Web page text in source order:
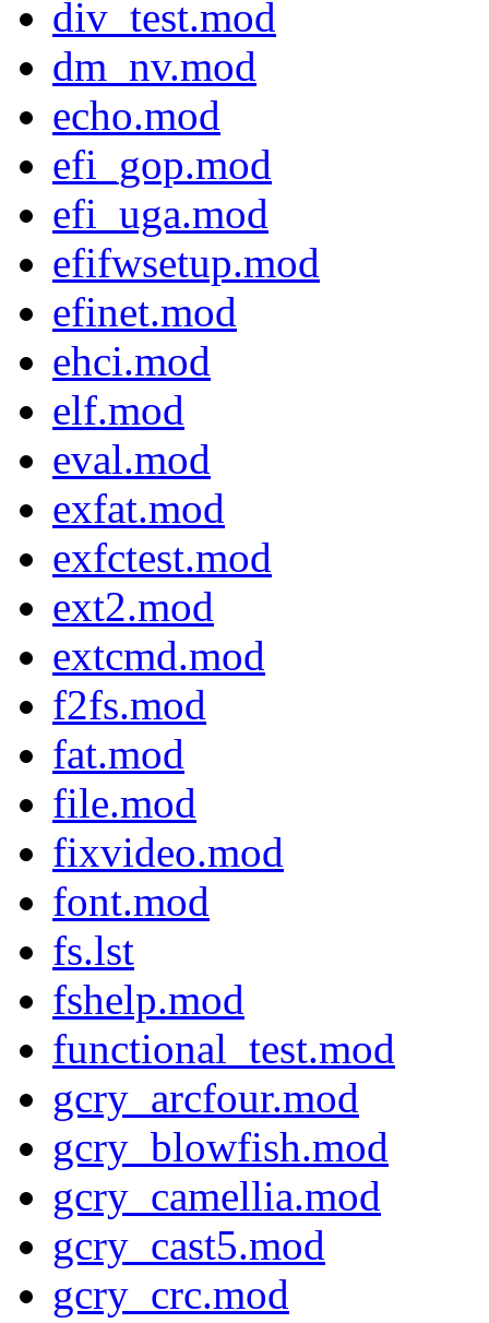
div_test.mod
dm_nv.mod
echo.mod
efi_gop.mod
efi_uga.mod
efifwsetup.mod
efinet.mod
ehci.mod
elf.mod
eval.mod
exfat.mod
exfctest.mod
ext2.mod
extcmd.mod
f2fs.mod
fat.mod
file.mod
fixvideo.mod
font.mod
fs.lst
fshelp.mod
functional_test.mod
gcry_arcfour.mod
gcry_blowfish.mod
gcry_camellia.mod
gcry_cast5.mod
gcry_crc.mod